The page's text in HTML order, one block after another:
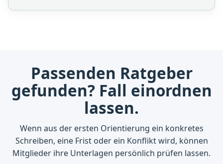
Passenden Ratgeber
gefunden? Fall einordnen
lassen.
Wenn aus der ersten Orientierung ein konkretes
Schreiben, eine Frist oder ein Konflikt wird, können
Mitglieder ihre Unterlagen persönlich prüfen lassen.